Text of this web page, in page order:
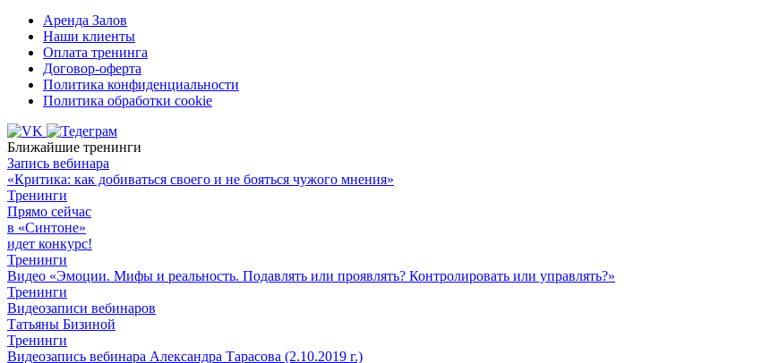
Аренда Залов
Наши клиенты
Оплата тренинга
Договор-оферта
Политика конфиденциальности
Политика обработки cookie
Ближайшие тренинги
Запись вебинара
«Критика: как добиваться своего и не бояться чужого мнения»
Тренинги
Прямо сейчас
в «Синтоне»
идет конкурс!
Тренинги
Видео «Эмоции. Мифы и реальность. Подавлять или проявлять? Контролировать или управлять?»
Тренинги
Видеозаписи вебинаров
Татьяны Бизиной
Тренинги
Видеозапись вебинара Александра Тарасова (2.10.2019 г.)